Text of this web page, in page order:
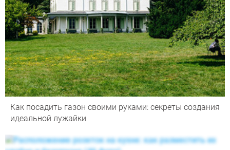
Как посадить газон своими руками: секреты создания
идеальной лужайки